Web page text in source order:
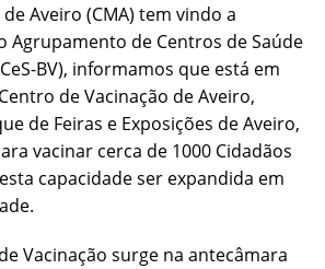
Aveiro (CMA) tem vindo a
Agrupamento de Centros de Saúde
BV), informamos que está em
de Vacinação de Aveiro,
de Feiras e Exposições de Aveiro,
vacinar cerca de 1000 Cidadãos
capacidade ser expandida em
Vacinação surge na antecâmara